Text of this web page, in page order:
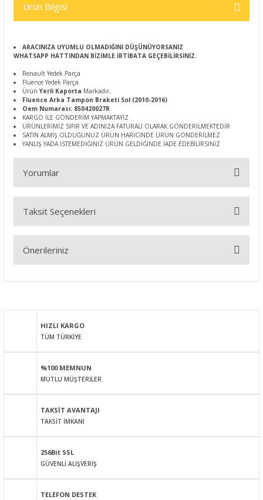
Ürün Bilgisi
ARACINIZA UYUMLU OLMADIĞINI DÜŞÜNÜYORSANIZ
WHATSAPP HATTINDAN BİZİMLE İRTİBATA GEÇEBİLİRSİNİZ.
Renault Yedek Parça
Fluence Yedek Parça
ÜrünYerli Kaporta Markadır.
Fluence Arka Tampon Braketi Sol (2010-2016)
Oem Numarası: 850420027R
KARGO İLE GÖNDERİM YAPMAKTAYIZ
ÜRÜNLERİMİZ SIFIR VE ADINIZA FATURALI OLARAK GÖNDERİLMEKTEDİR
SATIN ALMIŞ OLDUĞUNUZ ÜRÜN HARİCİNDE ÜRÜN GÖNDERİLMEZ
YANLIŞ YADA İSTEMEDİĞİNİZ ÜRÜN GELDİĞİNDE İADE EDEBİLİRSİNİZ
Yorumlar
Bu ürüne ilk yorumu siz yapın!
Taksit Seçenekleri
Önerileriniz
Görüş ve önerileriniz için teşekkür ederiz.
Ürün resmi kalitesiz, bozuk veya görüntülenemiyor.
Ürün bilgilerinde hatalar bulunuyor.
Bu ürüne benzer farklı alternatifler olmalı.
HIZLI KARGO
TÜM TÜRKİYE
%100 MEMNUN
MUTLU MÜŞTERİLER
TAKSİT AVANTAJI
TAKSİT İMKANI
256Bit SSL
GÜVENLİ ALIŞVERİŞ
TELEFON DESTEK